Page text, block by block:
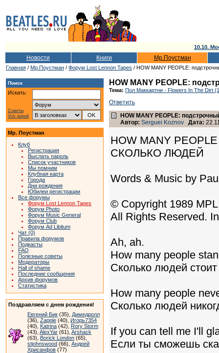
10.10.
Новости Книги Мр.Поустман
Главная / Мр.Поустман / Форум Lost Lennon Tapes / HOW MANY PEOPLE:
Поиск
Искать:
Советы
Vox populi
Мр. Поустман
Клуб
Регистрация
Выслать пароль
Список участников
Мы помним
Клубная карта
Города
Дни рождения
Юбилеи регистрации
Все форумы
Форум Lost Lennon Tapes
Форум Photo
Форум Music General
Форум Club
Форум Ad Libitum
Чат (0)
Правила форумов
Подкасты
FAQ
Полезные советы
Модераторы
Hall of shame
Последние сообщения
Архив форумов
Статистика
Поздравляем с днем рождения!
Евгений Бик (35), Димедролл
(36), Zapple (40), Игорь7354
(40), Katrina (42), Rory Storm
(43), AlexYar (61), Arshack
(63), Borick London (65),
stjohnswood (66), Андрей
Хрисанфов (77)
HOW MANY PEOPLE:
Тема: Пол Маккартни - Flowers In The Dirt
Ответить
HOW MANY PEOPLE:
Автор: Serguei Koznov Дата:
HOW MANY PEOPLE
СКОЛЬКО ЛЮДЕЙ
Words & Music by
© Copyright 1989
All Rights Reserved.
Ah, ah.
How many people
Сколько людей
How many people
Сколько людей
If you can tell me I'll
Если ты сможешь